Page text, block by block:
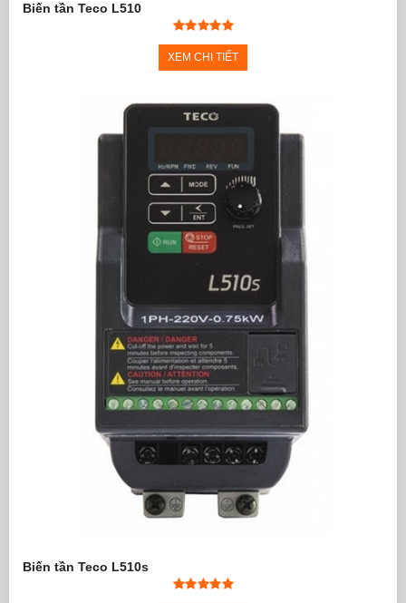
Biến tần Teco L510
XEM CHI TIẾT
Biến tần Teco L510s